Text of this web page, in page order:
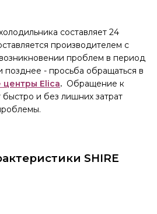
составляет 24
производителем с
проблем в период
позднее - просьба обращаться в
Elica. Обращение к
и без лишних затрат
SHIRE